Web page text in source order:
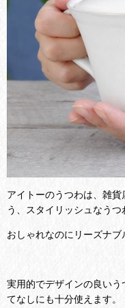
アイトーのうつわは、雑
う、スタイリッシュなうつ
おしゃれなのにリーズナブ
実用的でデザインの良い
てなしにも十分使えます。